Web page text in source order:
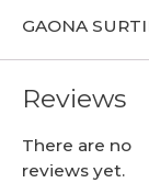
GAONA
Reviews
There are no
reviews yet.